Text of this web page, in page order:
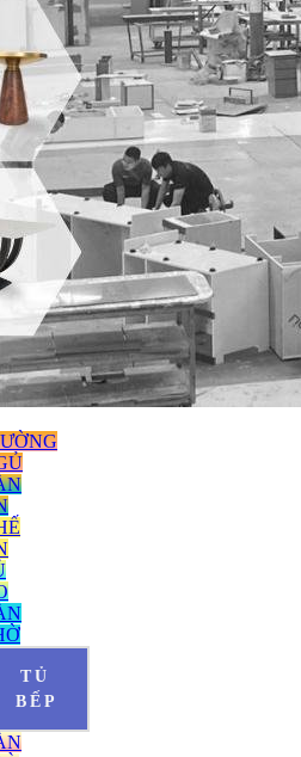
TỦ
BẾP